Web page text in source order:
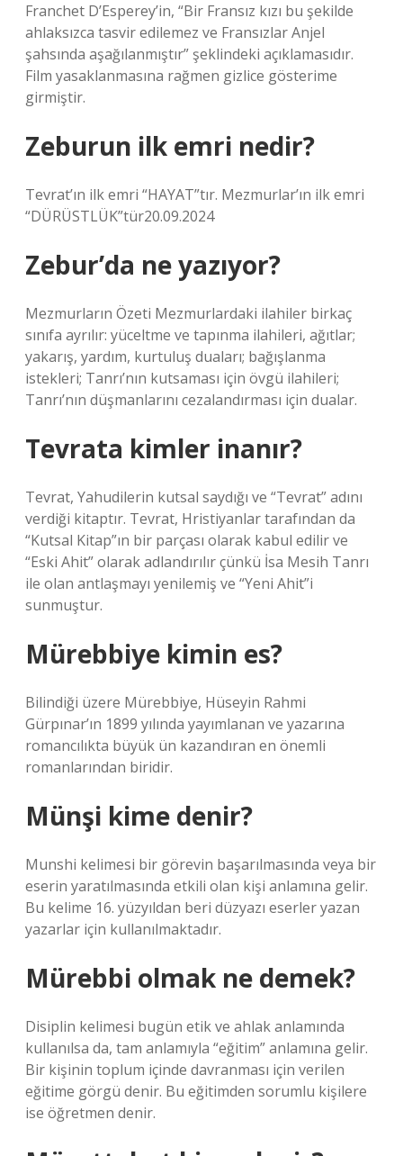
Franchet D’Esperey’in, “Bir Fransız kızı bu şekilde
ahlaksızca tasvir edilemez ve Fransızlar Anjel
şahsında aşağılanmıştır” şeklindeki açıklamasıdır.
Film yasaklanmasına rağmen gizlice gösterime
girmiştir.
Zeburun ilk emri nedir?
Tevrat’ın ilk emri “HAYAT”tır. Mezmurlar’ın ilk emri
“DÜRÜSTLÜK”tür20.09.2024
Zebur’da ne yazıyor?
Mezmurların Özeti Mezmurlardaki ilahiler birkaç
sınıfa ayrılır: yüceltme ve tapınma ilahileri, ağıtlar;
yakarış, yardım, kurtuluş duaları; bağışlanma
istekleri; Tanrı’nın kutsaması için övgü ilahileri;
Tanrı’nın düşmanlarını cezalandırması için dualar.
Tevrata kimler inanır?
Tevrat, Yahudilerin kutsal saydığı ve “Tevrat” adını
verdiği kitaptır. Tevrat, Hristiyanlar tarafından da
“Kutsal Kitap”ın bir parçası olarak kabul edilir ve
“Eski Ahit” olarak adlandırılır çünkü İsa Mesih Tanrı
ile olan antlaşmayı yenilemiş ve “Yeni Ahit”i
sunmuştur.
Mürebbiye kimin es?
Bilindiği üzere Mürebbiye, Hüseyin Rahmi
Gürpınar’ın 1899 yılında yayımlanan ve yazarına
romancılıkta büyük ün kazandıran en önemli
romanlarından biridir.
Münşi kime denir?
Munshi kelimesi bir görevin başarılmasında veya bir
eserin yaratılmasında etkili olan kişi anlamına gelir.
Bu kelime 16. yüzyıldan beri düzyazı eserler yazan
yazarlar için kullanılmaktadır.
Mürebbi olmak ne demek?
Disiplin kelimesi bugün etik ve ahlak anlamında
kullanılsa da, tam anlamıyla “eğitim” anlamına gelir.
Bir kişinin toplum içinde davranması için verilen
eğitime görgü denir. Bu eğitimden sorumlu kişilere
ise öğretmen denir.